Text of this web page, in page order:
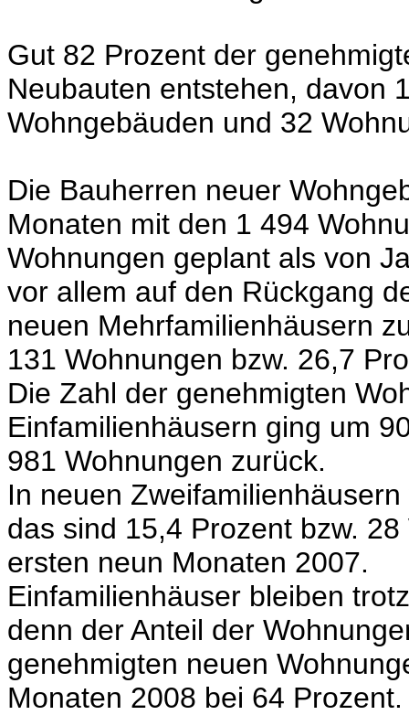
Gut 82 Prozent der
Neubauten entstehen, davon
Wohngebäuden und 32
Die Bauherren neuer
Monaten mit den 1 494
Wohnungen geplant als von
vor allem auf den Rückgang
neuen Mehrfamilienhäusern
131 Wohnungen bzw. 26,7
Die Zahl der genehmigten
Einfamilienhäusern ging um
981 Wohnungen zurück.
In neuen
das sind 15,4 Prozent bzw.
ersten neun Monaten 2007.
Einfamilienhäuser bleiben
denn der Anteil der
genehmigten neuen
Monaten 2008 bei 64 Prozent.